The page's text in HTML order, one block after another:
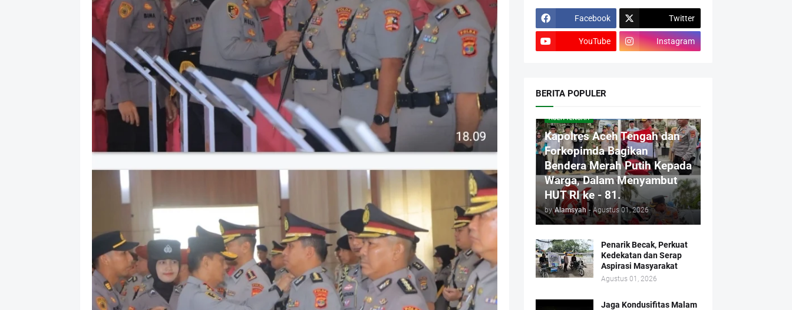
Facebook Twitter
YouTube Instagram
BERITA POPULER
ACEH TENGAH
Kapolres Aceh Tengah dan
Forkopimda Bagikan
Bendera Merah Putih Kepada
Warga, Dalam Menyambut
HUT RI ke - 81.
by Alamsyah - Agustus 01, 2026
Penarik Becak, Perkuat
Kedekatan dan Serap
Aspirasi Masyarakat
Agustus 01, 2026
Jaga Kondusifitas Malam